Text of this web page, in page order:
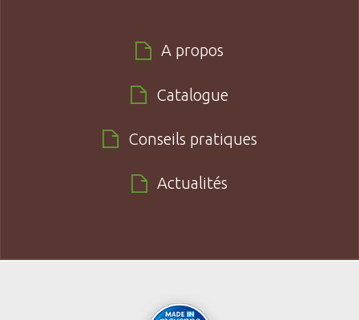
A propos
Catalogue
Conseils pratiques
Actualités